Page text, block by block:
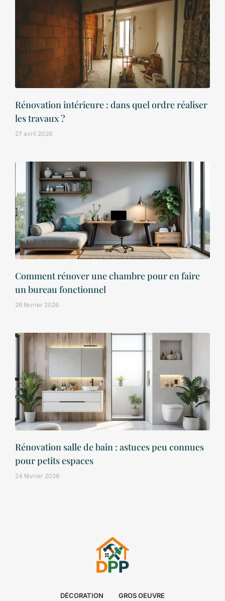
Rénovation intérieure : dans quel ordre réaliser
les travaux ?
27 avril 2026
Comment rénover une chambre pour en faire
un bureau fonctionnel
26 février 2026
Rénovation salle de bain : astuces peu connues
pour petits espaces
24 février 2026
DÉCORATION GROS OEUVRE